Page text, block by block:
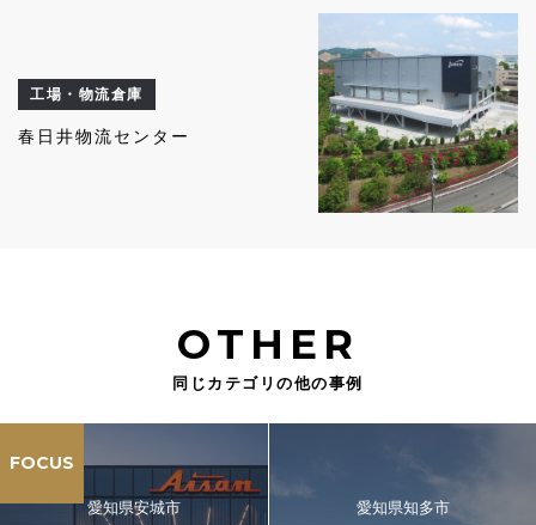
工場・物流倉庫
春日井物流センター
OTHER
同じカテゴリの他の事例
FOCUS
愛知県安城市 愛知県知多市